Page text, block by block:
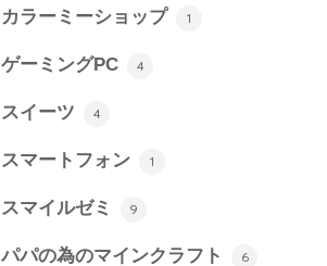
カラーミーショップ 1
ゲーミングPC 4
スイーツ 4
スマートフォン 1
スマイルゼミ 9
パパの為のマインクラフト 6